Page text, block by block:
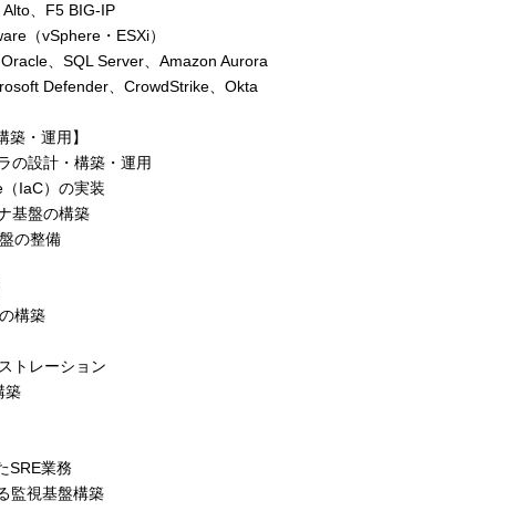
、F5 BIG-IP
（vSphere・ESXi）
、SQL Server、Amazon Aurora
Defender、CrowdStrike、Okta
築・運用】
の設計・構築・運用
IaC）の実装
基盤の構築
の整備
構築
トレーション
築
SRE業務
監視基盤構築